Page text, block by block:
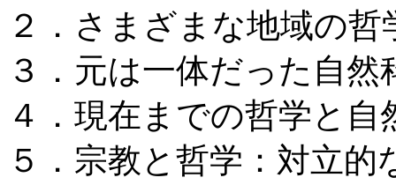
２．さまざまな地域の哲
３．元は一体だった自然
４．現在までの哲学と自
５．宗教と哲学：対立的